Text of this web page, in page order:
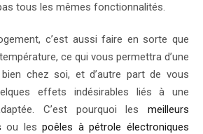
tous les mêmes fonctionnalités.
c’est aussi faire en sorte que
ce qui vous permettra d’une
chez soi, et d’autre part de vous
effets indésirables liés à une
C’est pourquoi les meilleurs
ou lespoêles à pétrole électroniques